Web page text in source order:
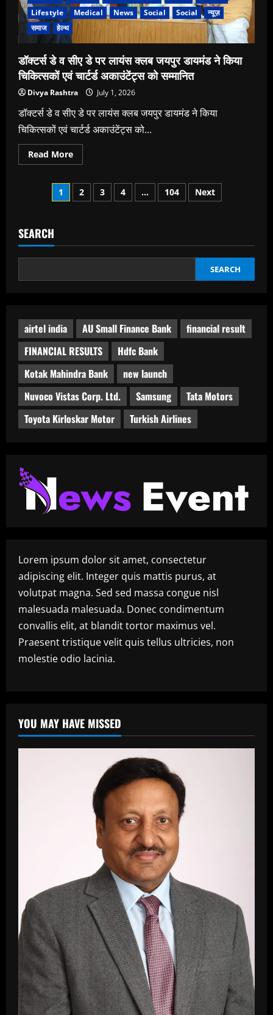
से
ठप
हो
सकता
है
सब्सक्रिप्शन
वाला
राइड
–
हेलिंग
मॉडलय
ड्राइवरों
घटेगी
कमाई,
सवारी
पर
बढ़ेगा
Lifestyle
Medical News Social Social
न्यूज़
समाज
हेल्थ
डॉक्टर्स डे व सीए डे पर लायंस क्लब जयपुर डायमंड ने किया
चिकित्सकों एवं चार्टर्ड अकाउंटेंट्स को सम्मानित
Divya Rashtra July 1, 2026
डॉक्टर्स डे व सीए डे पर लायंस क्लब जयपुर डायमंड ने किया
चिकित्सकों एवं चार्टर्ड अकाउंटेंट्स को...
Read MoreRead
more
डे
सीए
जयपुर
डायमंड
चिकित्सकों
सम्मानित
Posts
1 2 3 4 … 104 Next
SEARCH
SEARCH
airtel india AU Small Finance Bank
financial result
FINANCIAL RESULTS
Hdfc Bank
Kotak Mahindra Bank
new launch
Nuvoco Vistas Corp. Ltd.
Samsung
Tata Motors
Toyota Kirloskar Motor
Turkish Airlines
Lorem ipsum dolor sit amet, consectetur
adipiscing elit. Integer quis mattis purus, at
volutpat magna. Sed sed massa congue nisl
malesuada malesuada. Donec condimentum
convallis elit, at blandit tortor maximus vel.
Praesent tristique velit quis tellus ultricies, non
molestie odio lacinia.
YOU MAY HAVE MISSED